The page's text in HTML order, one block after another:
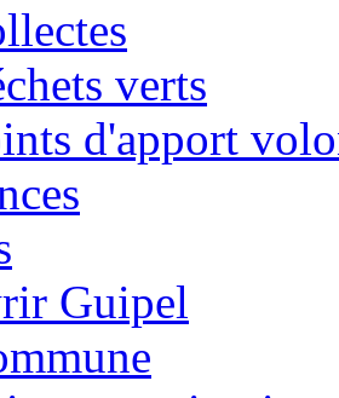
verts
d'apport
Guipel